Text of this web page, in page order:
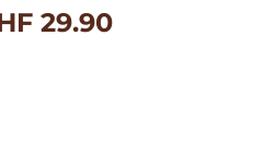
29.90